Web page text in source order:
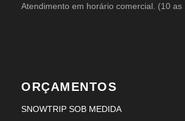
Atendimento em horário comercial. (10 as
ORÇAMENTOS
SNOWTRIP SOB MEDIDA